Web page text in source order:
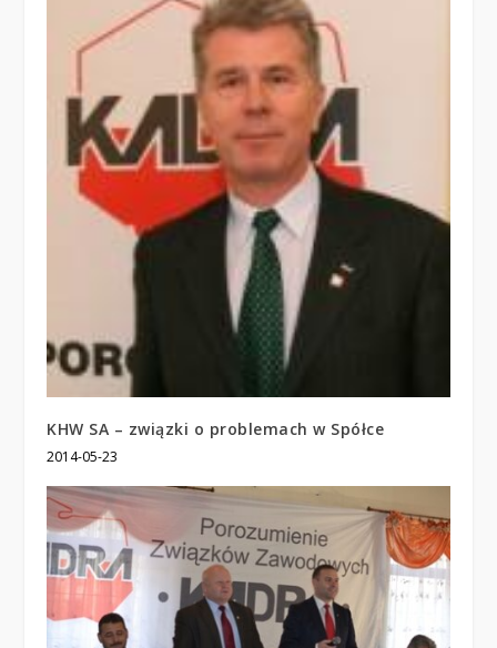
KHW SA – związki o problemach w Spółce
2014-05-23